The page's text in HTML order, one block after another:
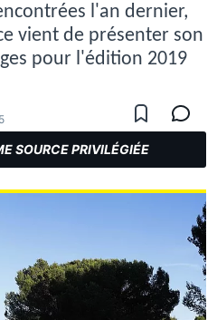
l'an dernier,
vient de présenter son
pour l'édition 2019
SOURCE PRIVILÉGIÉE